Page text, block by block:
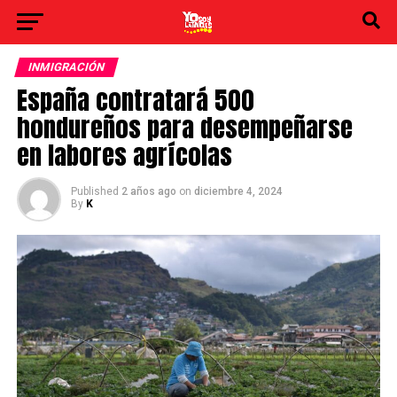
INMIGRACIÓN
España contratará 500
hondureños para desempeñarse
en labores agrícolas
Published 2 años ago on diciembre 4, 2024
By K